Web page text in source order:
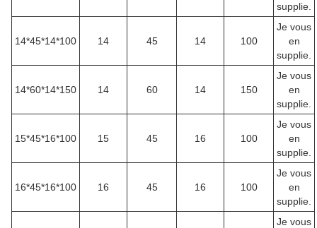
supplie.
14*45*14*100 14 45 14 100
Je vous
en
supplie.
14*60*14*150 14 60 14 150
Je vous
en
supplie.
15*45*16*100 15 45 16 100
Je vous
en
supplie.
16*45*16*100 16 45 16 100
Je vous
en
supplie.
Je vous